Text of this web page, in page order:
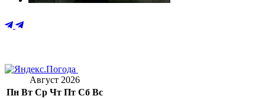
Август 2026
Пн Вт Ср Чт Пт Сб Вс